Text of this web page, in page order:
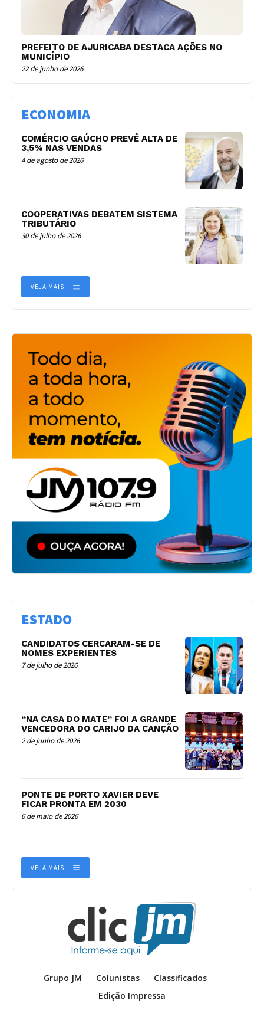
PREFEITO DE AJURICABA DESTACA AÇÕES NO
MUNICÍPIO
22 de junho de 2026
ECONOMIA
COMÉRCIO GAÚCHO PREVÊ ALTA DE
3,5% NAS VENDAS
4 de agosto de 2026
COOPERATIVAS DEBATEM SISTEMA
TRIBUTÁRIO
30 de julho de 2026
VEJA MAIS
ESTADO
CANDIDATOS CERCARAM-SE DE
NOMES EXPERIENTES
7 de julho de 2026
“NA CASA DO MATE” FOI A GRANDE
VENCEDORA DO CARIJO DA CANÇÃO
2 de junho de 2026
PONTE DE PORTO XAVIER DEVE
FICAR PRONTA EM 2030
6 de maio de 2026
VEJA MAIS
Grupo JM Colunistas
Classificados
Edição Impressa